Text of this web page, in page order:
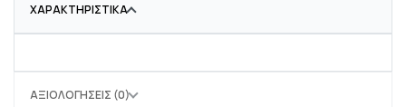
ΧΑΡΑΚΤΗΡΙΣΤΙΚΆ
ΑΞΙΟΛΟΓΉΣΕΙΣ (0)